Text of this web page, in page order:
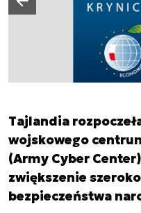
Poprzedni slajd
Tajlandia
wojskowego
(Army Cyber
zwiększenie
bezpieczeństwa